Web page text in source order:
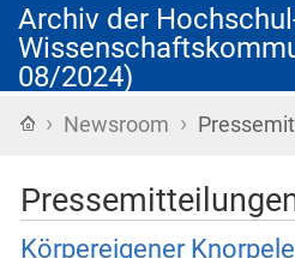
Archiv der
08/2024)
Startseite
› Newsroom ›
Körpereigener